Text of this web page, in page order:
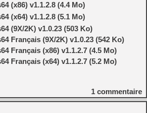
(x86) v1.1.2.8 (4.4 Mo)
(x64) v1.1.2.8 (5.1 Mo)
(9X/2K) v1.0.23 (503 Ko)
Français (9X/2K) v1.0.23 (542 Ko)
Français (x86) v1.1.2.7 (4.5 Mo)
Français (x64) v1.1.2.7 (5.2 Mo)
1 commentaire